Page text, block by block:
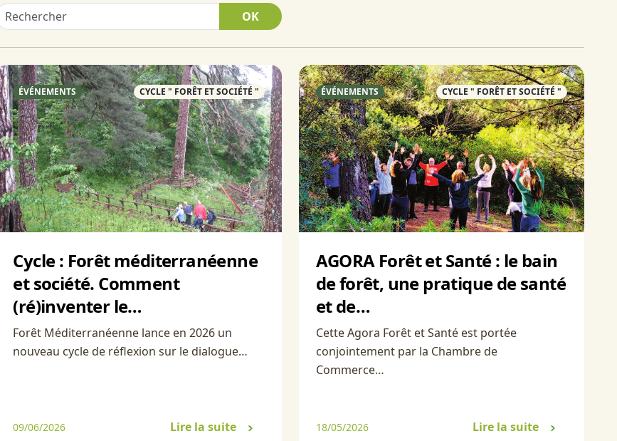
ÉVÉNEMENTS CYCLE " FORÊT ET SOCIÉTÉ "
Cycle : Forêt méditerranéenne
et société. Comment
(ré)inventer le…
Forêt Méditerranéenne lance en 2026 un
nouveau cycle de réflexion sur le dialogue…
09/06/2026 Lire la suite
ÉVÉNEMENTS CYCLE " FORÊT ET SOCIÉTÉ "
AGORA Forêt et Santé : le bain
de forêt, une pratique de santé
et de…
Cette Agora Forêt et Santé est portée
conjointement par la Chambre de
Commerce…
18/05/2026 Lire la suite